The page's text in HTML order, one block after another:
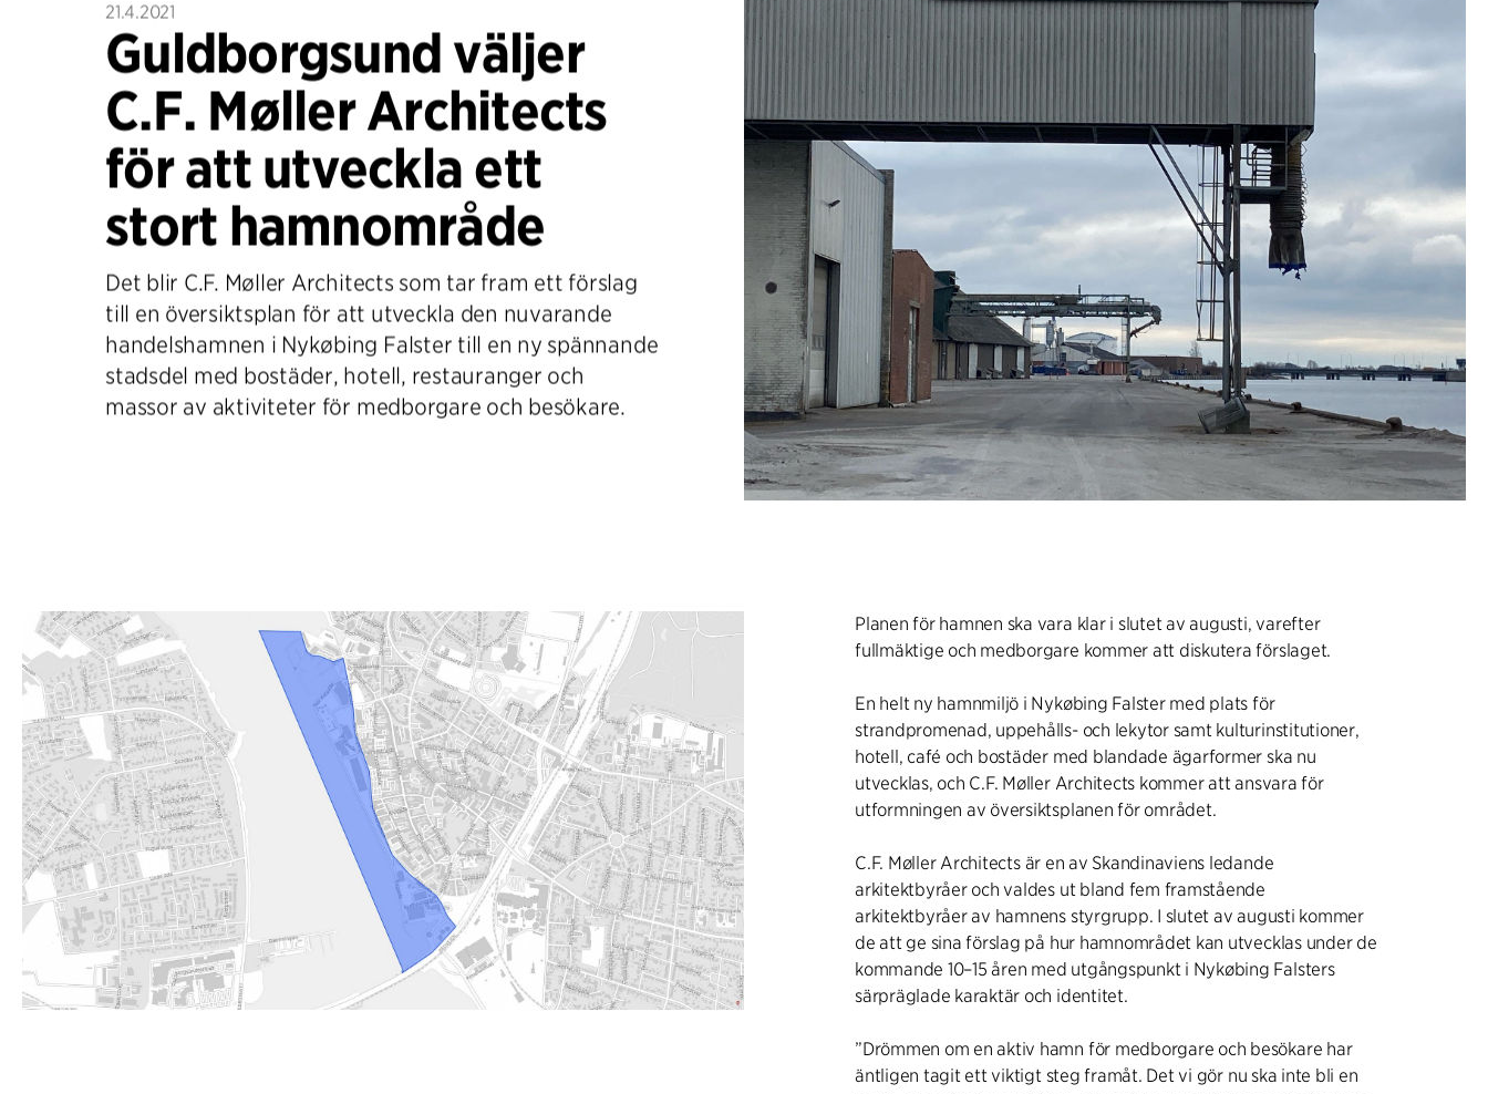
21.4.2021
Guldborgsund väljer
C.F. Møller Architects
för att utveckla ett
stort hamnområde
Det blir C.F. Møller Architects som tar fram ett förslag
till en översiktsplan för att utveckla den nuvarande
handelshamnen i Nykøbing Falster till en ny spännande
stadsdel med bostäder, hotell, restauranger och
massor av aktiviteter för medborgare och besökare.
Planen för hamnen ska vara klar i slutet av augusti, varefter
fullmäktige och medborgare kommer att diskutera förslaget.
En helt ny hamnmiljö i Nykøbing Falster med plats för
strandpromenad, uppehålls- och lekytor samt kulturinstitutioner,
hotell, café och bostäder med blandade ägarformer ska nu
utvecklas, och C.F. Møller Architects kommer att ansvara för
utformningen av översiktsplanen för området.
C.F. Møller Architects är en av Skandinaviens ledande
arkitektbyråer och valdes ut bland fem framstående
arkitektbyråer av hamnens styrgrupp. I slutet av augusti kommer
de att ge sina förslag på hur hamnområdet kan utvecklas under de
kommande 10–15 åren med utgångspunkt i Nykøbing Falsters
särpräglade karaktär och identitet.
”Drömmen om en aktiv hamn för medborgare och besökare har
äntligen tagit ett viktigt steg framåt. Det vi gör nu ska inte bli en